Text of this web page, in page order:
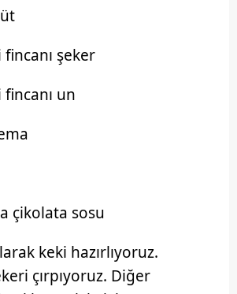
şeker
un
çikolata sosu
keki hazırlıyoruz.
çırpıyoruz. Diğer